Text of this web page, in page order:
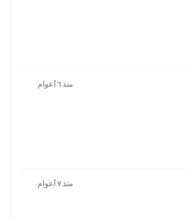
منذ ٦ أعوام
منذ ٧ أعوام